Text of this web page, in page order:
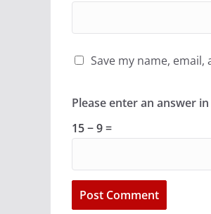
Save my name,
Please enter an answer
15 − 9 =